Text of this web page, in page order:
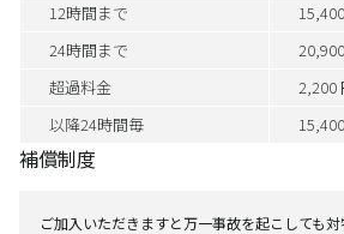
12時間まで
24時間まで
超過料金
2,200
以降24時間毎
補償制度
ご加入いただきますと万一事故を起こしても